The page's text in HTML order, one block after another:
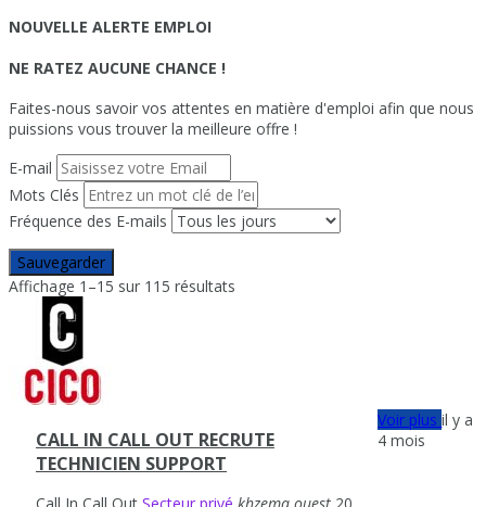
NOUVELLE ALERTE EMPLOI
NE RATEZ AUCUNE CHANCE !
Faites-nous savoir vos attentes en matière d'emploi afin que nous
puissions vous trouver la meilleure offre !
E-mail
Mots Clés
Fréquence des E-mails
Sauvegarder
Affichage 1–15 sur 115 résultats
CALL IN CALL OUT RECRUTE
TECHNICIEN SUPPORT
Voir plusil y a
4 mois